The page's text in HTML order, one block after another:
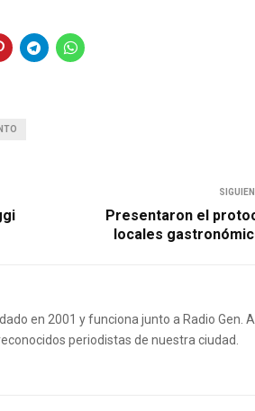
Presentaron el
locales
en 2001 y funciona junto a Radio Gen.
periodistas de nuestra ciudad.